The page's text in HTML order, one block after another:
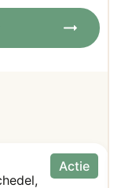
Actie